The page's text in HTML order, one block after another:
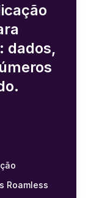
dados,
Roamless